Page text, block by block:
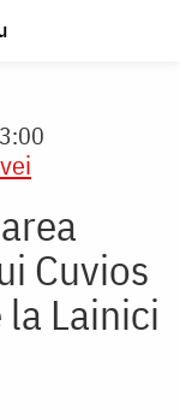
Cuvios
Lainici